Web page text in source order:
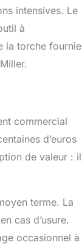
intensives. Le
à
la torche fournie
commercial
d’euros
de valeur : il
terme. La
cas d’usure.
occasionnel à